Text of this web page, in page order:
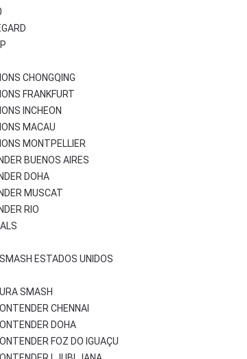
CHONGQING
FRANKFURT
INCHEON
MACAU
MONTPELLIER
BUENOS AIRES
DOHA
MUSCAT
RIO
ESTADOS UNIDOS
SMASH
CHENNAI
DOHA
FOZ DO IGUAÇU